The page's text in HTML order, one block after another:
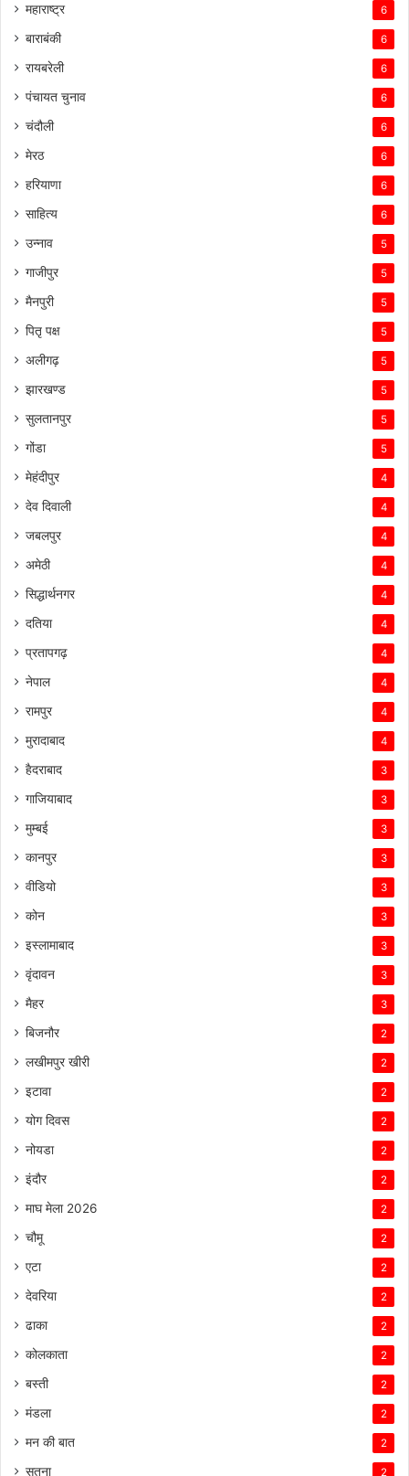
महाराष्ट्र 6
बाराबंकी 6
रायबरेली 6
पंचायत चुनाव 6
चंदौली 6
मेरठ 6
हरियाणा 6
साहित्य 6
उन्नाव 5
गाजीपुर 5
मैनपुरी 5
पितृ पक्ष 5
अलीगढ़ 5
झारखण्ड 5
सुलतानपुर 5
गोंडा 5
मेहंदीपुर 4
देव दिवाली 4
जबलपुर 4
अमेठी 4
सिद्धार्थनगर 4
दतिया 4
प्रतापगढ़ 4
नेपाल 4
रामपुर 4
मुरादाबाद 4
हैदराबाद 3
गाजियाबाद 3
मुम्बई 3
कानपुर 3
वीडियो 3
कोन 3
इस्लामाबाद 3
वृंदावन 3
मैहर 3
बिजनौर 2
लखीमपुर खीरी 2
इटावा 2
योग दिवस 2
नोयडा 2
इंदौर 2
माघ मेला 2026 2
चौमू 2
एटा 2
देवरिया 2
ढाका 2
कोलकाता 2
बस्ती 2
मंडला 2
मन की बात 2
सतना 2